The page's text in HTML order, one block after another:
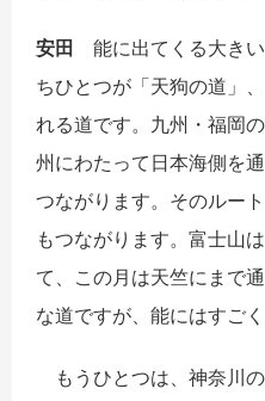
安田 能に出てくる大き
ちひとつが「天狗の道」
れる道です。九州・福岡
州にわたって日本海側を
つながります。そのルー
もつながります。富士山
て、この月は天竺にまで
な道ですが、能にはすご
もうひとつは、神奈川の